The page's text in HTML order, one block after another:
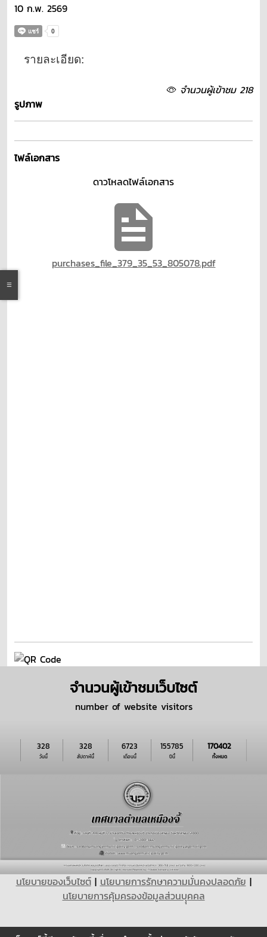
10 ก.พ. 2569
รายละเอียด:
จำนวนผู้เข้าชม 218
รูปภาพ
ไฟล์เอกสาร
ดาวโหลดไฟล์เอกสาร
purchases_file_379_35_53_805078.pdf
จำนวนผู้เข้าชมเว็บไซต์
number of website visitors
วันนี้
328
สัปดาห์นี้
328
เดือนนี้
6723
ปีนี้
155785
ทั้งหมด
170402
นโยบายของเว็บไซต์| นโยบายการรักษาความมั่นคงปลอดภัย |
นโยบายการคุ้มครองข้อมูลส่วนบุุคคล